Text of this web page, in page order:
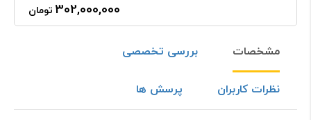
302,000,000 تومان
مشخصات بررسی تخصصی
نظرات کاربران پرسش ها